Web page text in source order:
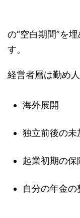
の“空白期間”を
す。
経営者層は勤め人
海外展開
独立前後の未
起業初期の保
自分の年金の